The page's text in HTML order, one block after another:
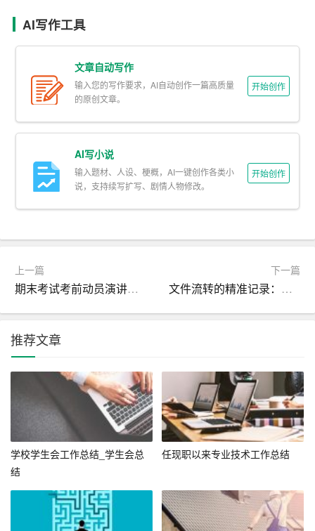
实训初期，我们接受了系统的理论培训，内容包括网络营
销的基本概念、市场环境分析、目标市场定位、营销组合
策略（4Ps）、数字营销工具及平台介绍等。通过讲师的讲
解和案例分析，我对网络营销有了初步但全面的了解。特
别是学习了消费者行为学后，我开始能够从用户角度出
发，设计更具吸引力的营销策略。
2.2 实践操作
理论学习之后，我们被分成小组，每个小组负责一个模拟
标客群定位、营销策略制定及执行。在这个过程中，我主
– SEO优化：我学习了关键词研究、网站结构优化、内容
创作等技巧，并通过实际操作提升了网站在搜索引擎中的
排名。例如，我们为餐厅设计了一系列包含目标关键词的
博客文章，同时优化了页面标题和元描述，有效提高了网
站的流量和转化率。
– 社交媒体营销：在社交媒体平台上，我们创建了吸引人
的视觉内容和有趣的故事，定期发布并与粉丝互动。通过
精准投放广告和合作KOL推广，我们成功扩大了品牌影响
力，增加了粉丝数量和用户参与度。
三、遇到的挑战与解决方案
在实训过程中，我们也遇到了不少挑战：
AI写作工具
文章自动写作
输入您的写作要求，AI自动创作一篇高质量
的原创文章。
开始创作
AI写小说
输入题材、人设、梗概，AI一键创作各类小
说，支持续写扩写、剧情人物修改。
开始创作
上一篇
期末考试考前动员演讲稿参考_期末演讲稿
下一篇
文件流转的精准记录：处理笺的作用与要素
推荐文章
学校学生会工作总结_学生会总
结
任现职以来专业技术工作总结